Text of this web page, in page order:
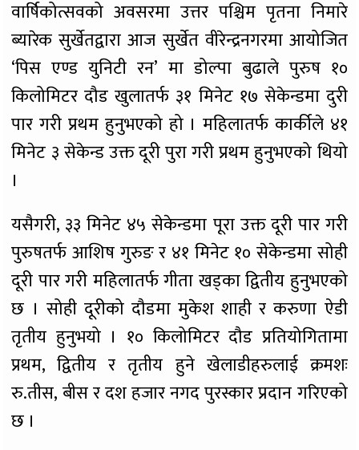
वार्षिकोत्सवको अवसरमा उत्तर पश्चिम पृतना निमारे
ब्यारेक सुर्खेतद्वारा आज सुर्खेत वीरेन्द्रनगरमा आयोजित
‘पिस एण्ड युनिटी रन’ मा डोल्पा बुढाले पुरुष १०
किलोमिटर दौड खुलातर्फ ३१ मिनेट १७ सेकेन्डमा दुरी
पार गरी प्रथम हुनुभएको हो । महिलातर्फ कार्कीले ४१
मिनेट ३ सेकेन्ड उक्त दूरी पुरा गरी प्रथम हुनुभएको थियो
।
यसैगरी, ३३ मिनेट ४५ सेकेन्डमा पूरा उक्त दूरी पार गरी
पुरुषतर्फ आशिष गुरुङ र ४१ मिनेट १० सेकेन्डमा सोही
दूरी पार गरी महिलातर्फ गीता खड्का द्वितीय हुनुभएको
छ । सोही दूरीको दौडमा मुकेश शाही र करुणा ऐडी
तृतीय हुनुभयो । १० किलोमिटर दौड प्रतियोगितामा
प्रथम, द्वितीय र तृतीय हुने खेलाडीहरुलाई क्रमशः
रु.तीस, बीस र दश हजार नगद पुरस्कार प्रदान गरिएको
छ ।